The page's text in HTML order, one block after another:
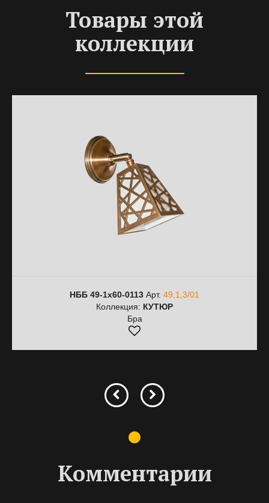
Товары этой
коллекции
НББ 49-1х60-0113 Арт. 49,1,3/01
Коллекция: КУТЮР
Бра
Комментарии